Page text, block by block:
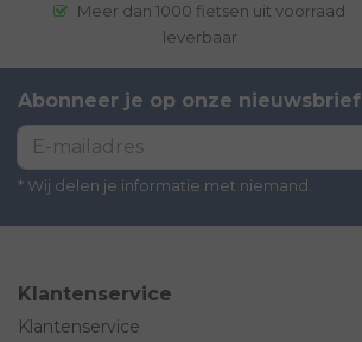
Meer dan 1000 fietsen uit voorraad
leverbaar
Abonneer je op onze nieuwsbrief
* Wij delen je informatie met niemand.
Klantenservice
Klantenservice